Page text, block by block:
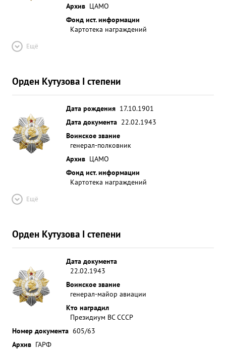
Архив ЦАМО
Фонд ист. информации
Картотека награждений
Ещё
Орден Кутузова I степени
Дата рождения 17.10.1901
Дата документа 22.02.1943
Воинское звание
генерал-полковник
Архив ЦАМО
Фонд ист. информации
Картотека награждений
Ещё
Орден Кутузова I степени
Дата документа
22.02.1943
Воинское звание
генерал-майор авиации
Кто наградил
Президиум ВС СССР
Номер документа 605/63
Архив ГАРФ